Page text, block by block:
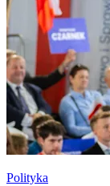
Polityka